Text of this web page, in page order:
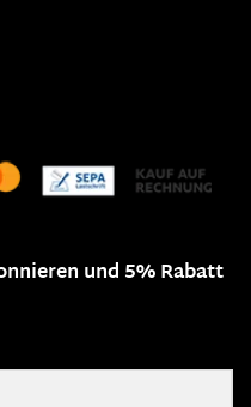
und 5% Rabatt